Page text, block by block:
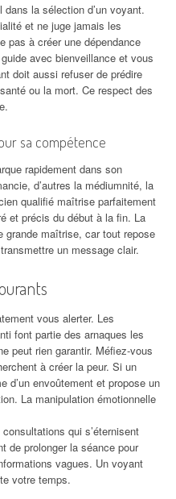
dans la sélection d’un voyant.
et ne juge jamais les
pas à créer une dépendance
avec bienveillance et vous
doit aussi refuser de prédire
ou la mort. Ce respect des
sa compétence
rapidement dans son
d’autres la médiumnité, la
qualifié maîtrise parfaitement
et précis du début à la fin. La
grande maîtrise, car tout repose
un message clair.
vous alerter. Les
font partie des arnaques les
peut rien garantir. Méfiez-vous
à créer la peur. Si un
d’un envoûtement et propose un
La manipulation émotionnelle
qui s’éternisent
de prolonger la séance pour
vagues. Un voyant
votre temps.